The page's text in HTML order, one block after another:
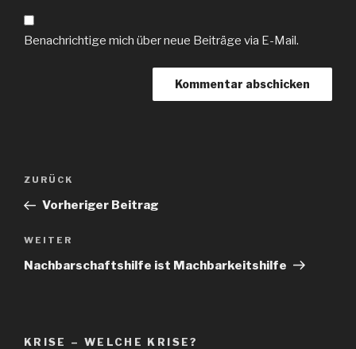
Benachrichtige mich über neue Beiträge via E-Mail.
Beitragsnavigation
Vorheriger
Beitrag
ZURÜCK
Vorheriger Beitrag
Nächster
Beitrag
WEITER
Nachbarschaftshilfe ist Machbarkeitshilfe
KRISE – WELCHE KRISE?